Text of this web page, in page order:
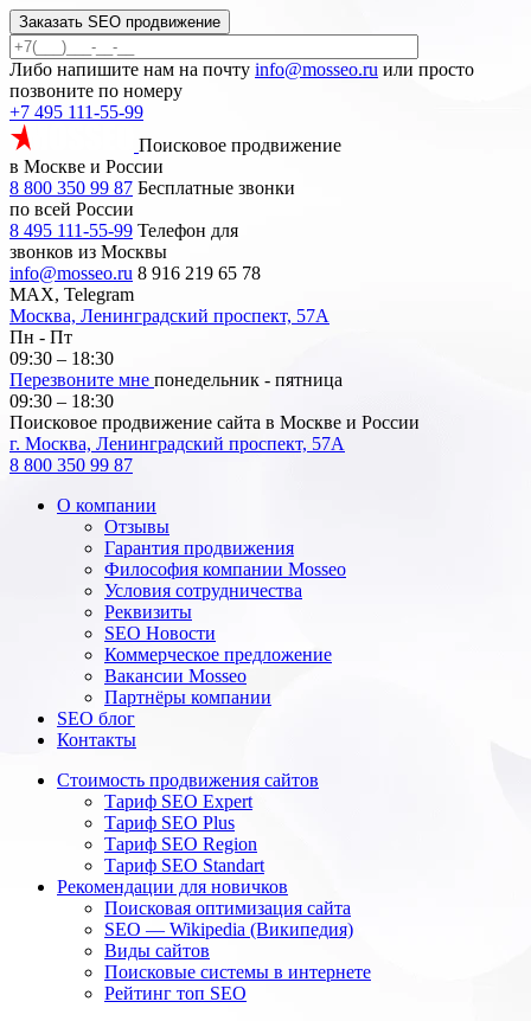
Заказать SEO продвижение
Либо напишите нам на почту info@mosseo.ru или просто
позвоните по номеру
+7 495 111-55-99
Поисковое продвижение
в Москве и России
8 800 350 99 87 Бесплатные звонки
по всей России
8 495 111-55-99 Телефон для
звонков из Москвы
info@mosseo.ru 8 916 219 65 78
MAX, Telegram
Москва, Ленинградский проспект, 57А
Пн - Пт
09:30 – 18:30
Перезвоните мне понедельник - пятница
09:30 – 18:30
Поисковое продвижение сайта в Москве и России
г. Москва, Ленинградский проспект, 57А
8 800 350 99 87
О компании
Отзывы
Гарантия продвижения
Философия компании Mosseo
Условия сотрудничества
Реквизиты
SEO Новости
Коммерческое предложение
Вакансии Mosseo
Партнёры компании
SEO блог
Контакты
Стоимость продвижения сайтов
Тариф SEO Expert
Тариф SEO Plus
Тариф SEO Region
Тариф SEO Standart
Рекомендации для новичков
Поисковая оптимизация сайта
SEO — Wikipedia (Википедия)
Виды сайтов
Поисковые системы в интернете
Рейтинг топ SEO